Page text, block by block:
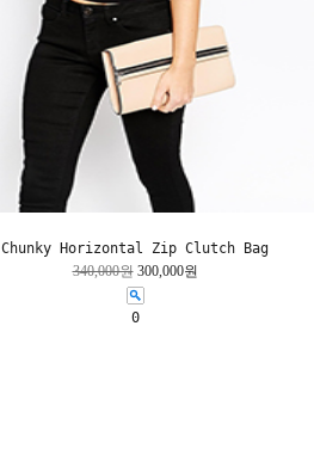
Chunky Horizontal Zip Clutch Bag
340,000원 300,000원
0